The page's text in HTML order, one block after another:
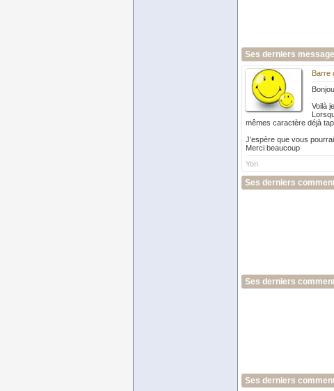
Ses derniers
Barre
Voilà
mêmes caractère déjà
J'espère que vous
Merci beaucoup
Yon
Ses derniers
Ses derniers
Ses derniers